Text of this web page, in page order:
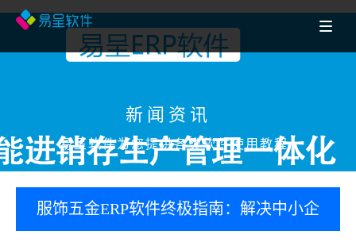
新闻资讯
易呈软件为您提供各类软件使用教程
服饰五金ERP软件终极指南：解决中小企